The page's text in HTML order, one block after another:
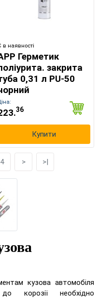
в наявності
Герметик
закрита
0,31 л PU-50
36
Купити
4 > >|
кузова автомобіля
корозії необхідно